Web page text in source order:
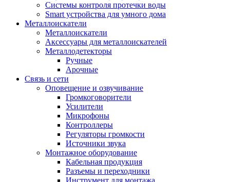
Системы контроля протечки воды
Smart устройства для умного дома
Металлоискатели
Металлоискатели
Аксессуары для металлоискателей
Металлодетекторы
Ручные
Арочные
Связь и сети
Оповещение и озвучивание
Громкоговорители
Усилители
Микрофоны
Контроллеры
Регуляторы громкости
Источники звука
Монтажное оборудование
Кабельная продукция
Разъемы и переходники
Инструмент для монтажа